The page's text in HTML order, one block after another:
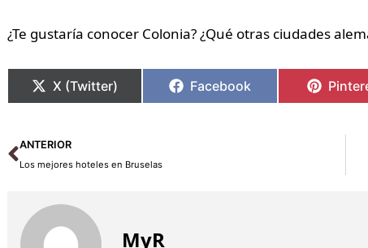
¿Te gustaría conocer Colonia? ¿Qué otras ciudades
X (Twitter) Facebook
Ant
ANTERIOR
Los mejores hoteles en Bruselas
MyR